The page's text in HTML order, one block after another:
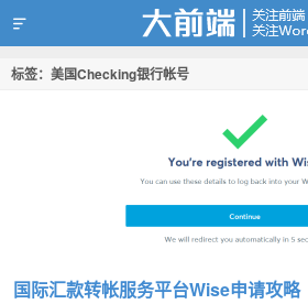
标签：美国Checking银行帐号
国际汇款转帐服务平台Wise申请攻略